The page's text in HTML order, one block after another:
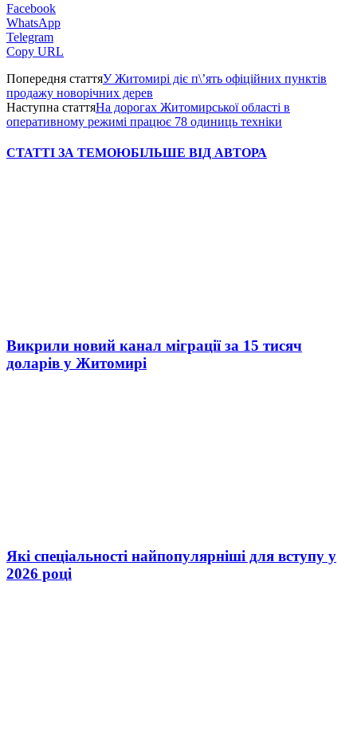
Facebook
WhatsApp
Telegram
Copy URL
Попередня статтяУ Житомирі діє п\’ять офіційних пунктів
продажу новорічних дерев
Наступна статтяНа дорогах Житомирської області в
оперативному режимі працює 78 одиниць техніки
СТАТТІ ЗА ТЕМОЮБІЛЬШЕ ВІД АВТОРА
Викрили новий канал міграції за 15 тисяч
доларів у Житомирі
Які спеціальності найпопулярніші для вступу у
2026 році